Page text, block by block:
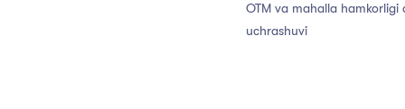
OTM va mahalla hamkorligi
uchrashuvi